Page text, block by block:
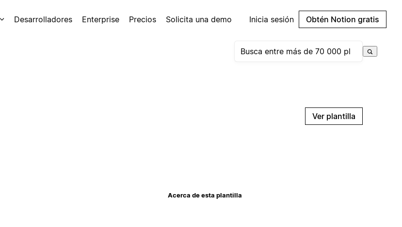
Desarrolladores Enterprise Precios Solicita una demo Inicia sesión Obtén Notion gratis
Ver plantilla
Acerca de esta plantilla